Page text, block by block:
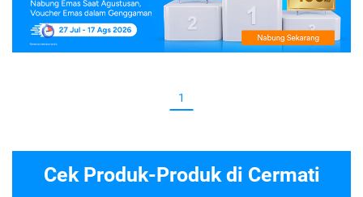
1
Cek Produk-Produk di Cermati